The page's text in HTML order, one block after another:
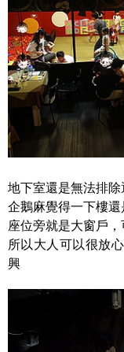
地下室還是無法排
企鵝麻覺得一下樓
座位旁就是大窗戶
所以大人可以很放
興